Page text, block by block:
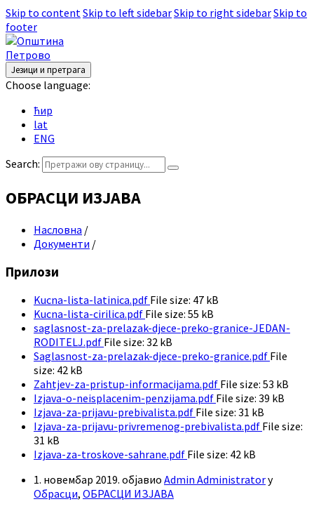
Skip to contentSkip to left sidebarSkip to right sidebarSkip to
footer
Језици и претрага
Choose language:
ћир
lat
ENG
Search:
ОБРАСЦИ ИЗЈАВА
Насловна /
Документи /
Прилози
Kucna-lista-latinica.pdf File size: 47 kB
Kucna-lista-cirilica.pdf File size: 55 kB
saglasnost-za-prelazak-djece-preko-granice-JEDAN-
RODITELJ.pdf File size: 32 kB
Saglasnost-za-prelazak-djece-preko-granice.pdf File
size: 42 kB
Zahtjev-za-pristup-informacijama.pdf File size: 53 kB
Izjava-o-neisplacenim-penzijama.pdf File size: 39 kB
Izjava-za-prijavu-prebivalista.pdf File size: 31 kB
Izjava-za-prijavu-privremenog-prebivalista.pdf File size:
31 kB
Izjava-za-troskove-sahrane.pdf File size: 42 kB
1. новембар 2019. објавио Admin Administratorу
Обрасци, ОБРАСЦИ ИЗЈАВА